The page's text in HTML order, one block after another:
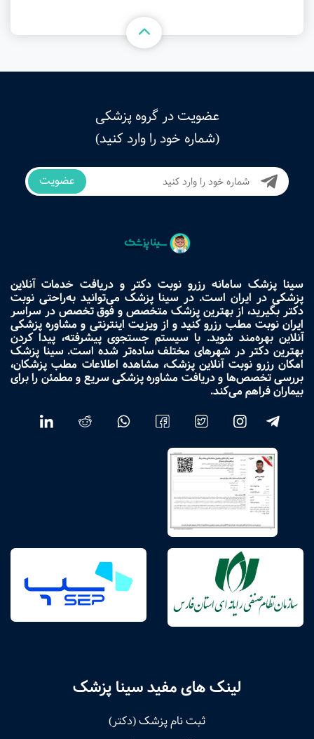
عضویت در گروه پزشکی
(شماره خود را وارد کنید)
عضویت
سینا پزشک سامانه رزرو نوبت دکتر و دریافت خدمات آنلاین
پزشکی در ایران است. در سینا پزشک می‌توانید به‌راحتی نوبت
دکتر بگیرید، از بهترین پزشک متخصص و فوق تخصص در سراسر
ایران نوبت مطب رزرو کنید و از ویزیت اینترنتی و مشاوره پزشکی
آنلاین بهره‌مند شوید. با سیستم جستجوی پیشرفته، پیدا کردن
بهترین دکتر در شهرهای مختلف ساده‌تر شده است. سینا پزشک
امکان رزرو نوبت آنلاین پزشک، مشاهده اطلاعات مطب پزشکان،
بررسی تخصص‌ها و دریافت مشاوره پزشکی سریع و مطمئن را برای
بیماران فراهم می‌کند.
لینک های مفید سینا پزشک
ثبت نام پزشک (دکتر)